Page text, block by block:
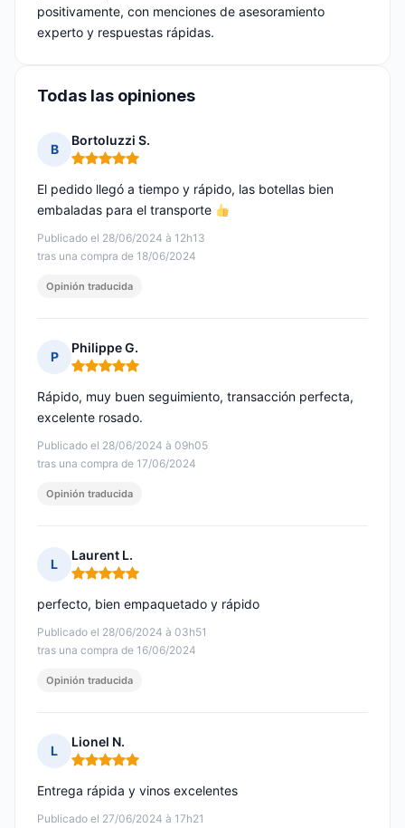
positivamente, con menciones de asesoramiento
experto y respuestas rápidas.
Todas las opiniones
B
Bortoluzzi S.
Nota: 5 de 5
Publicado el 28/06/2024 à 12h13
tras una compra de 18/06/2024
El pedido llegó a tiempo y rápido, las botellas bien
embaladas para el transporte
Opinión traducida
P
Philippe G.
Nota: 5 de 5
Publicado el 28/06/2024 à 09h05
tras una compra de 17/06/2024
Rápido, muy buen seguimiento, transacción perfecta,
excelente rosado.
Opinión traducida
L
Laurent L.
Nota: 5 de 5
Publicado el 28/06/2024 à 03h51
tras una compra de 16/06/2024
perfecto, bien empaquetado y rápido
Opinión traducida
L
Lionel N.
Nota: 5 de 5
Publicado el 27/06/2024 à 17h21
Entrega rápida y vinos excelentes